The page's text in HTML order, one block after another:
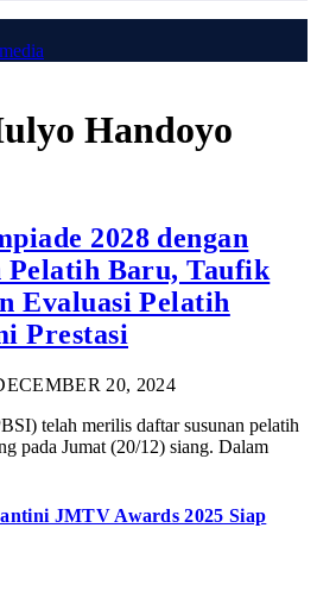
Handoyo
2028 dengan
Pelatih Baru, Taufik
Evaluasi Pelatih
Prestasi
20, 2024
telah merilis daftar susunan pelatih
pada Jumat (20/12) siang. Dalam
JMTV Awards 2025 Siap